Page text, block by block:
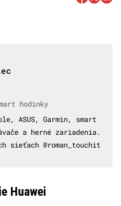
hodinky
ASUS, Garmin, smart
a herné zariadenia.
sieťach @roman_touchit
Huawei